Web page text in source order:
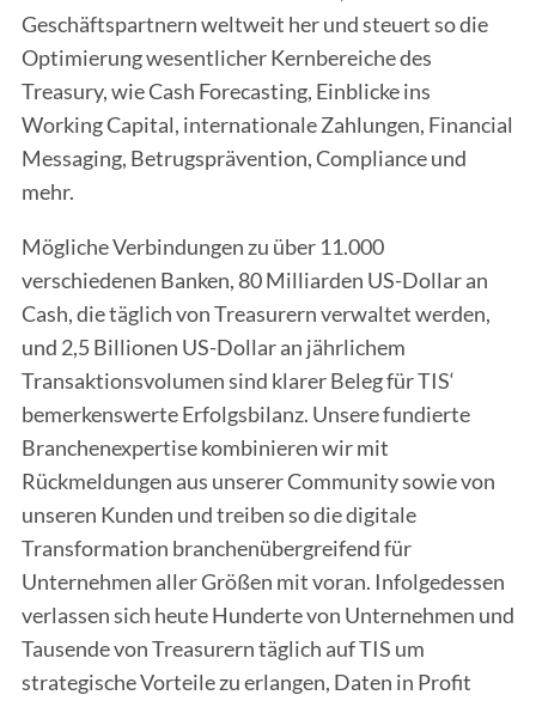
Geschäftspartnern weltweit her und steuert so die
Optimierung wesentlicher Kernbereiche des
Treasury, wie Cash Forecasting, Einblicke ins
Working Capital, internationale Zahlungen, Financial
Messaging, Betrugsprävention, Compliance und
mehr.
Mögliche Verbindungen zu über 11.000
verschiedenen Banken, 80 Milliarden US-Dollar an
Cash, die täglich von Treasurern verwaltet werden,
und 2,5 Billionen US-Dollar an jährlichem
Transaktionsvolumen sind klarer Beleg für TIS‘
bemerkenswerte Erfolgsbilanz. Unsere fundierte
Branchenexpertise kombinieren wir mit
Rückmeldungen aus unserer Community sowie von
unseren Kunden und treiben so die digitale
Transformation branchenübergreifend für
Unternehmen aller Größen mit voran. Infolgedessen
verlassen sich heute Hunderte von Unternehmen und
Tausende von Treasurern täglich auf TIS um
strategische Vorteile zu erlangen, Daten in Profit